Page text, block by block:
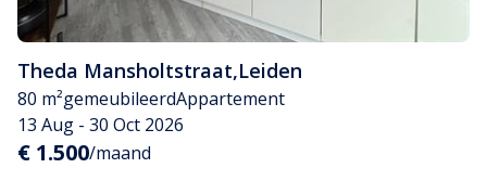
Theda Mansholtstraat,Leiden
80 m²gemeubileerdAppartement
13 Aug - 30 Oct 2026
€ 1.500/maand